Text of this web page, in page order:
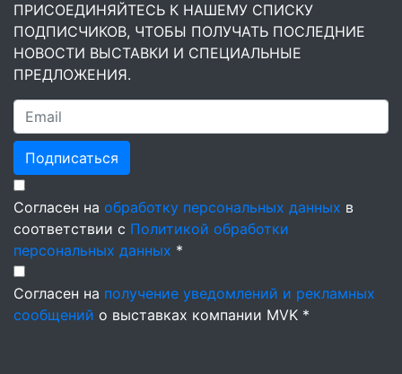
ПРИСОЕДИНЯЙТЕСЬ К НАШЕМУ СПИСКУ
ПОДПИСЧИКОВ, ЧТОБЫ ПОЛУЧАТЬ ПОСЛЕДНИЕ
НОВОСТИ ВЫСТАВКИ И СПЕЦИАЛЬНЫЕ
ПРЕДЛОЖЕНИЯ.
Подписаться
Согласен на обработку персональных данных в
соответствии с Политикой обработки
персональных данных *
Согласен на получение уведомлений и рекламных
сообщений о выставках компании MVK *